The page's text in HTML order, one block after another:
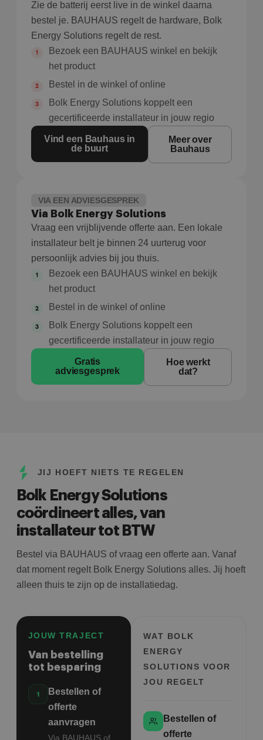
Zie de batterij eerst live in de winkel daarna
bestel je. BAUHAUS regelt de hardware, Bolk
Energy Solutions regelt de rest.
Bezoek een BAUHAUS winkel en bekijk
het product
Bestel in de winkel of online
Bolk Energy Solutions koppelt een
gecertificeerde installateur in jouw regio
Vind een Bauhaus in
de buurt
Meer over
Bauhaus
VIA EEN ADVIESGESPREK
Via Bolk Energy Solutions
Vraag een vrijblijvende offerte aan. Een lokale
installateur belt je binnen 24 uurterug voor
persoonlijk advies bij jou thuis.
Bezoek een BAUHAUS winkel en bekijk
het product
Bestel in de winkel of online
Bolk Energy Solutions koppelt een
gecertificeerde installateur in jouw regio
Gratis
adviesgesprek
Hoe werkt
dat?
JIJ HOEFT NIETS TE REGELEN
Bolk Energy Solutions
coördineert alles, van
installateur tot BTW
Bestel via BAUHAUS of vraag een offerte aan. Vanaf
dat moment regelt Bolk Energy Solutions alles. Jij hoeft
alleen thuis te zijn op de installatiedag.
JOUW TRAJECT
Van bestelling
tot besparing
Bestellen of
offerte
aanvragen
Via BAUHAUS of
WAT BOLK
ENERGY
SOLUTIONS VOOR
JOU REGELT
Bestellen of
offerte